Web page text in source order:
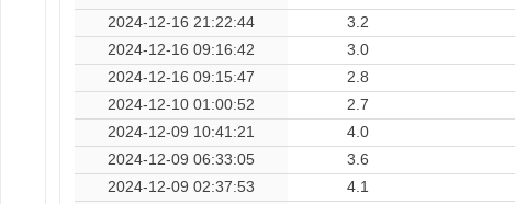
2024-12-16 21:22:44
3.2
2024-12-16 09:16:42
3.0
2024-12-16 09:15:47
2.8
2024-12-10 01:00:52
2.7
2024-12-09 10:41:21
4.0
2024-12-09 06:33:05
3.6
2024-12-09 02:37:53
4.1